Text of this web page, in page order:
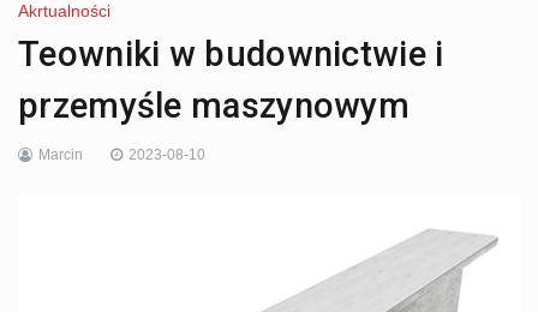
Akrtualności
Teowniki w budownictwie i
przemyśle maszynowym
Marcin 2023-08-10